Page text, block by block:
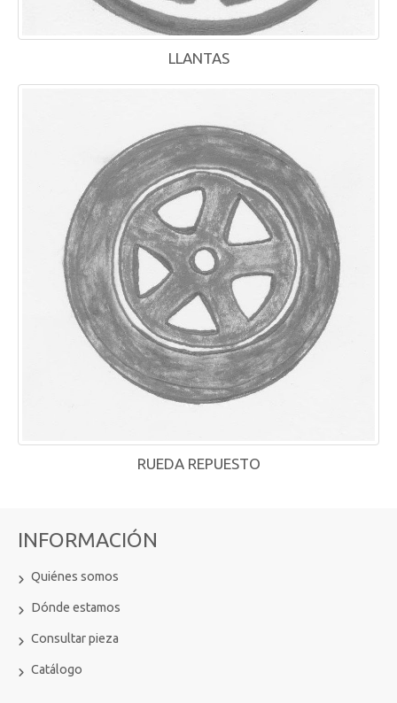
LLANTAS
RUEDA REPUESTO
INFORMACIÓN
Quiénes somos
Dónde estamos
Consultar pieza
Catálogo